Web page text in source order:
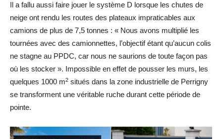
Il a fallu aussi faire jouer le système D lorsque les chutes de
neige ont rendu les routes des plateaux impraticables aux
camions de plus de 7,5 tonnes : « Nous avons multiplié les
tournées avec des camionnettes, l’objectif étant qu’aucun colis
ne stagne au PPDC, car nous ne saurions de toute façon pas
où les stocker ». Impossible en effet de pousser les murs, les
quelques 1000 m2 situés dans la zone industrielle de Perrigny
se transforment une véritable ruche durant cette période de
pointe.